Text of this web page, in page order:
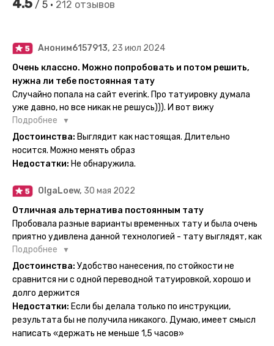
4.5 / 5 • 212 отзывов
Аноним6157913, 23 июл 2024
Очень классно. Можно попробовать и потом решить,
нужна ли тебе постоянная тату
Случайно попала на сайт everink. Про татуировку думала
уже давно, но все никак не решусь))). И вот вижу
великолепный каталог everink. Тату на любой вкус.
Заказала и не пожалела. Супер. Выглядит как настоящая.
Посмотрю как булет ы носке. Обязательно закажу ещё.
Подробнее
Достоинства: Выглядит как настоящая. Длительно
носится. Можно менять образ
Недостатки: Не обнаружила.
OlgaLoew, 30 мая 2022
Отличная альтернатива постоянным тату
Пробовала разные варианты временных тату и была очень
приятно удивлена данной технологией - тату выглядят, как
настоящие, и не тускнеют больше недели даже несмотря
на контакты с водой! На сайте очень большой выбор по
тематике и размерам, быстрая доставка. Заказывала сразу
очередного рисунка у меня на руке друзья до сих пор
каждый раз уточняют, временная ли тату или я всё-таки
решила себе что-то набить :) Т. к. если следовать
инструкции, то её действительно не отличить от
Подробнее
Достоинства: Удобство нанесения, по стойкости не
сравнится ни с одной переводной татуировкой, хорошо и
долго держится
Недостатки: Если бы делала только по инструкции,
результата бы не получила никакого. Думаю, имеет смысл
написать «держать не меньше 1,5 часов»